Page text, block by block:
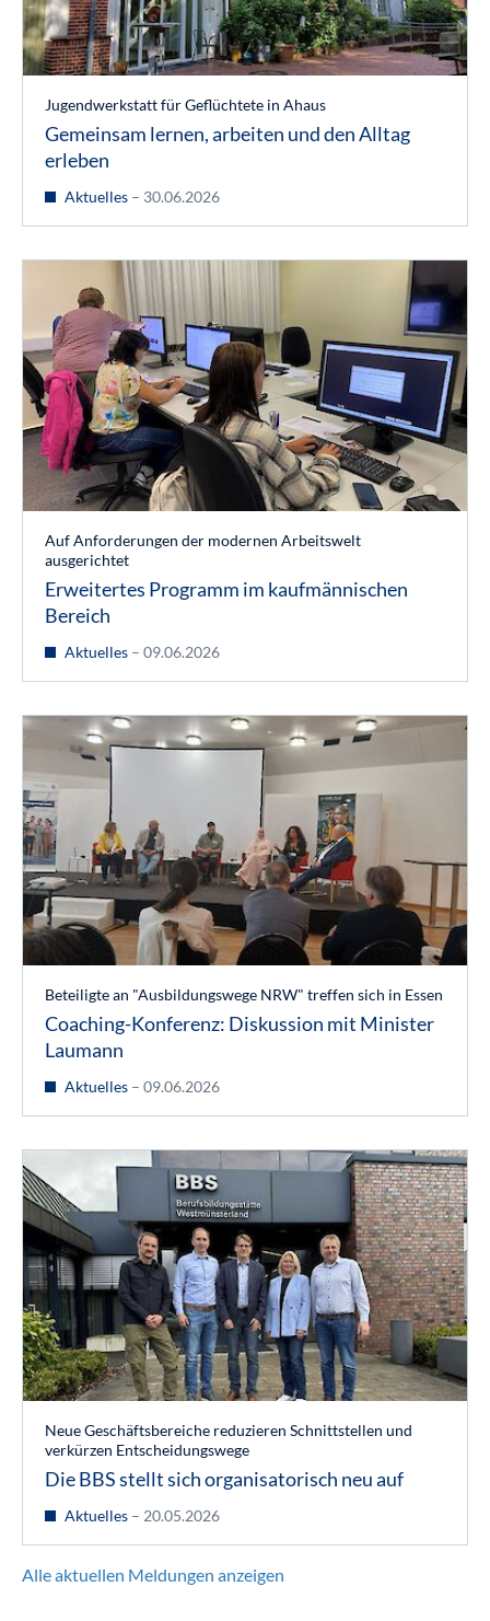
Jugendwerkstatt für Geflüchtete in Ahaus
Gemeinsam lernen, arbeiten und den Alltag
erleben
Aktuelles – 30.06.2026
Auf Anforderungen der modernen Arbeitswelt
ausgerichtet
Erweitertes Programm im kaufmännischen
Bereich
Aktuelles – 09.06.2026
Beteiligte an "Ausbildungswege NRW" treffen sich in Essen
Coaching-Konferenz: Diskussion mit Minister
Laumann
Aktuelles – 09.06.2026
Neue Geschäftsbereiche reduzieren Schnittstellen und
verkürzen Entscheidungswege
Die BBS stellt sich organisatorisch neu auf
Aktuelles – 20.05.2026
Alle aktuellen Meldungen anzeigen